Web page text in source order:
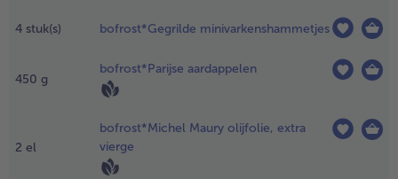
- 5 € bij aankoop van 7 maaltijden naar keuze
4 stuk(s) bofrost*Gegrilde minivarkenshammetjes
450 g
bofrost*Parijse aardappelen
2 el
bofrost*Michel Maury olijfolie, extra
vierge
met
(ong.
ml) aan